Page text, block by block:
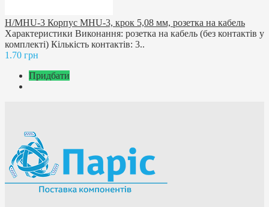
H/MHU-3 Корпус MHU-3, крок 5,08 мм, розетка на кабель
Характеристики Виконання: розетка на кабель (без контактів у
комплекті) Кількість контактів: 3..
1.70 грн
Придбати